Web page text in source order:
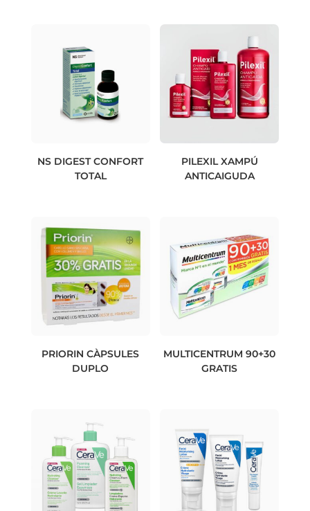
NS DIGEST CONFORT
TOTAL
PILEXIL XAMPÚ
ANTICAIGUDA
PRIORIN CÀPSULES
DUPLO
MULTICENTRUM 90+30
GRATIS